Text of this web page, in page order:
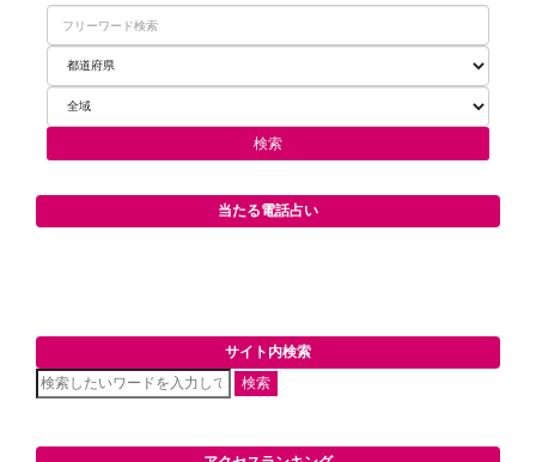
当たる電話占い
サイト内検索
検索